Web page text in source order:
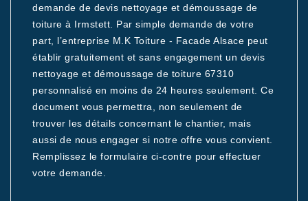
demande de devis nettoyage et démoussage de
toiture à Irmstett. Par simple demande de votre
part, l’entreprise M.K Toiture - Facade Alsace peut
établir gratuitement et sans engagement un devis
nettoyage et démoussage de toiture 67310
personnalisé en moins de 24 heures seulement. Ce
document vous permettra, non seulement de
trouver les détails concernant le chantier, mais
aussi de nous engager si notre offre vous convient.
Remplissez le formulaire ci-contre pour effectuer
votre demande.